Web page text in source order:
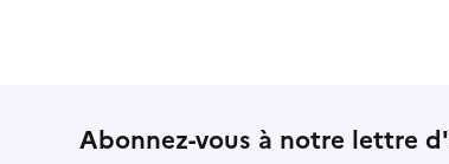
Abonnez-vous à notre lettre